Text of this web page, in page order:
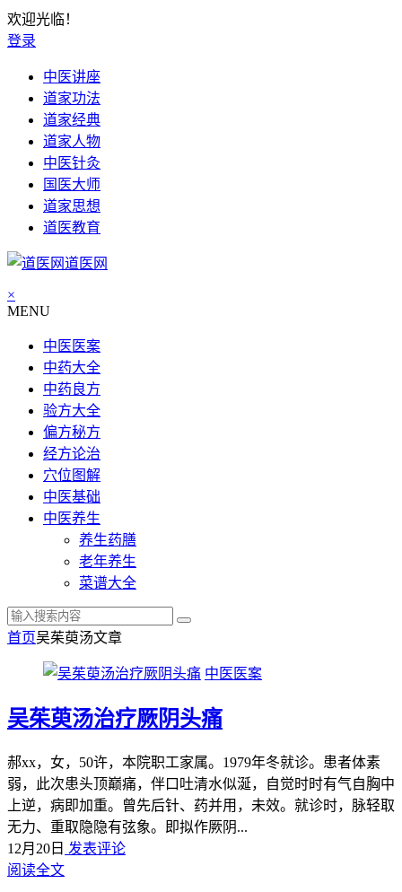
欢迎光临！
登录
中医讲座
道家功法
道家经典
道家人物
中医针灸
国医大师
道家思想
道医教育
道医网
×
MENU
中医医案
中药大全
中药良方
验方大全
偏方秘方
经方论治
穴位图解
中医基础
中医养生
养生药膳
老年养生
菜谱大全
首页吴茱萸汤文章
中医医案
吴茱萸汤治疗厥阴头痛
郝xx，女，50许，本院职工家属。1979年冬就诊。患者体素
弱，此次患头顶巅痛，伴口吐清水似涎，自觉时时有气自胸中
上逆，病即加重。曾先后针、药并用，未效。就诊时，脉轻取
无力、重取隐隐有弦象。即拟作厥阴...
12月20日 发表评论
阅读全文